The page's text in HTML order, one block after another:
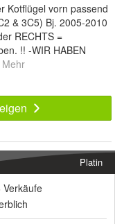
Kotflügel vorn passend
& 3C5) Bj. 2005-2010
RECHTS =
!! -WIR HABEN
Mehr
Platin
Verkäufe